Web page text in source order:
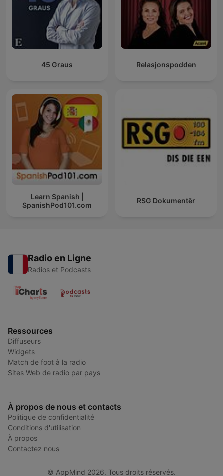
45 Graus Relasjonspodden
Learn Spanish |
SpanishPod101.com
RSG Dokumentêr
Radio en Ligne
Radios et Podcasts
Ressources
Diffuseurs
Widgets
Match de foot à la radio
Sites Web de radio par pays
À propos de nous et contacts
Politique de confidentialité
Conditions d'utilisation
À propos
Contactez nous
© AppMind 2026. Tous droits réservés.